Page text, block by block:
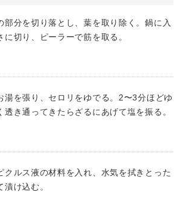
部分を切り落とし、葉を取り除く。鍋に入
に切り、ピーラーで筋を取る。
湯を張り、セロリをゆでる。2〜3分ほどゆ
透き通ってきたらざるにあげて塩を振る。
クルス液の材料を入れ、水気を拭きとった
け込む。